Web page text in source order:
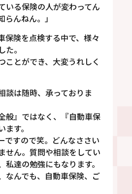
いる保険の人が変わってん
らんねん。」
保険を点検する中で、様々
。
ことができ、大変うれしく
談は随時、承っておりま
般』ではなく、『自動車保
す。
ですので笑。どんなささい
せん。質問や相談をしてい
私達の勉強にもなります。
なんでも、自動車保険、ご